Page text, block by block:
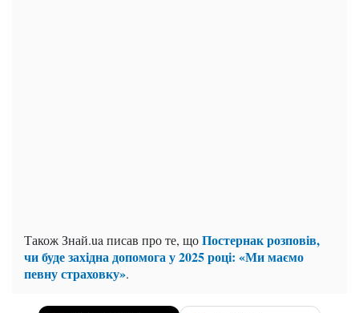
Також Знай.ua писав про те, щоПостернак розповів,
чи буде західна допомога у 2025 році: «Ми маємо
певну страховку».